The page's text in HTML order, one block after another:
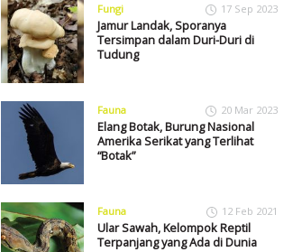
Fungi 17 Sep 2023
Jamur Landak, Sporanya
Tersimpan dalam Duri-Duri di
Tudung
Fauna 20 Mar 2023
Elang Botak, Burung Nasional
Amerika Serikat yang Terlihat
“Botak”
Fauna 12 Feb 2021
Ular Sawah, Kelompok Reptil
Terpanjang yang Ada di Dunia